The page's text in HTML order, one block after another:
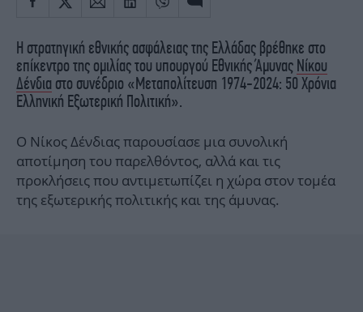
Η στρατηγική εθνικής ασφάλειας της Ελλάδας βρέθηκε στο
επίκεντρο της ομιλίας του υπουργού Εθνικής Άμυνας Νίκου
Δένδια στο συνέδριο «Μεταπολίτευση 1974-2024: 50 Χρόνια
Ελληνική Εξωτερική Πολιτική».
Ο Νίκος Δένδιας παρουσίασε μια συνολική
αποτίμηση του παρελθόντος, αλλά και τις
προκλήσεις που αντιμετωπίζει η χώρα στον τομέα
της εξωτερικής πολιτικής και της άμυνας.